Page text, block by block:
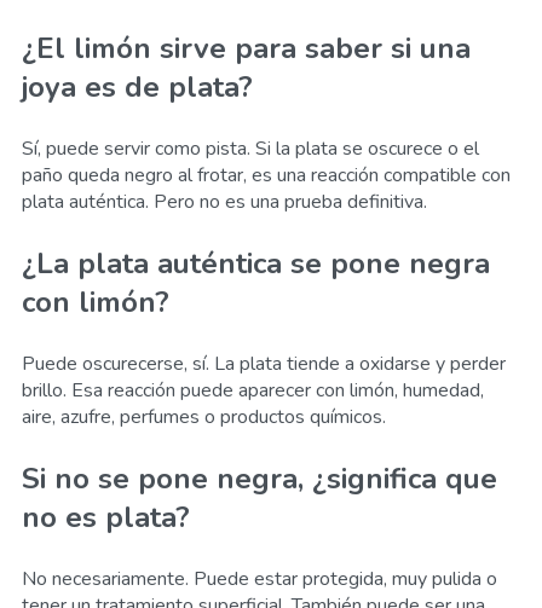
¿El limón sirve para saber si una
joya es de plata?
Sí, puede servir como pista. Si la plata se oscurece o el
paño queda negro al frotar, es una reacción compatible con
plata auténtica. Pero no es una prueba definitiva.
¿La plata auténtica se pone negra
con limón?
Puede oscurecerse, sí. La plata tiende a oxidarse y perder
brillo. Esa reacción puede aparecer con limón, humedad,
aire, azufre, perfumes o productos químicos.
Si no se pone negra, ¿significa que
no es plata?
No necesariamente. Puede estar protegida, muy pulida o